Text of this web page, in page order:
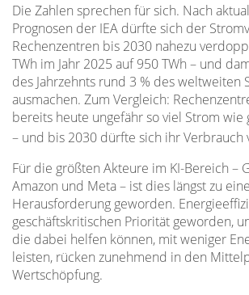
Die Zahlen sprechen für sich. Nach
Prognosen der IEA dürfte sich der
Rechenzentren bis 2030 nahezu
TWh im Jahr 2025 auf 950 TWh – und
des Jahrzehnts rund 3 % des weltweiten
ausmachen. Zum Vergleich:
bereits heute ungefähr so viel Strom wie
– und bis 2030 dürfte sich ihr Verbrauch
Für die größten Akteure im KI-Bereich –
Amazon und Meta – ist dies längst zu
Herausforderung geworden.
geschäftskritischen Priorität geworden,
die dabei helfen können, mit weniger
leisten, rücken zunehmend in den
Wertschöpfung.